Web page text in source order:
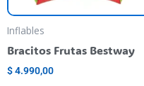
Inflables
Bracitos Frutas Bestway
$4.990,00